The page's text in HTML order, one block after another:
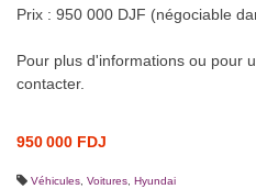
Prix : 950 000 DJF (négociable
Pour plus d'informations ou pour
contacter.
950 000 FDJ
Véhicules Voitures Hyundai